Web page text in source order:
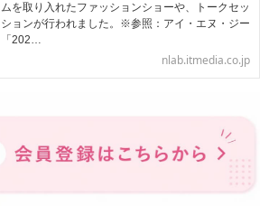
ムを取り入れたファッションショーや、トークセッ
ションが行われました。※参照：アイ・エヌ・ジー
「202…
nlab.itmedia.co.jp